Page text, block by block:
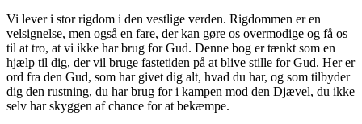
Vi lever i stor rigdom i den vestlige verden. Rigdommen er en
velsignelse, men også en fare, der kan gøre os overmodige og få os
til at tro, at vi ikke har brug for Gud. Denne bog er tænkt som en
hjælp til dig, der vil bruge fastetiden på at blive stille for Gud. Her er
ord fra den Gud, som har givet dig alt, hvad du har, og som tilbyder
dig den rustning, du har brug for i kampen mod den Djævel, du ikke
selv har skyggen af chance for at bekæmpe.